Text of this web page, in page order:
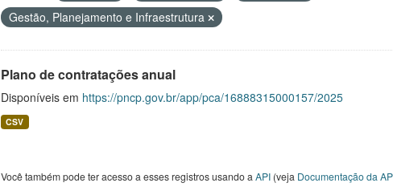
Gestão, Planejamento e Infraestrutura
Plano de contratações anual
Disponíveis em https://pncp.gov.br/app/pca/16888315000157/2025
CSV
Você também pode ter acesso a esses registros usando a API(veja Documentação da